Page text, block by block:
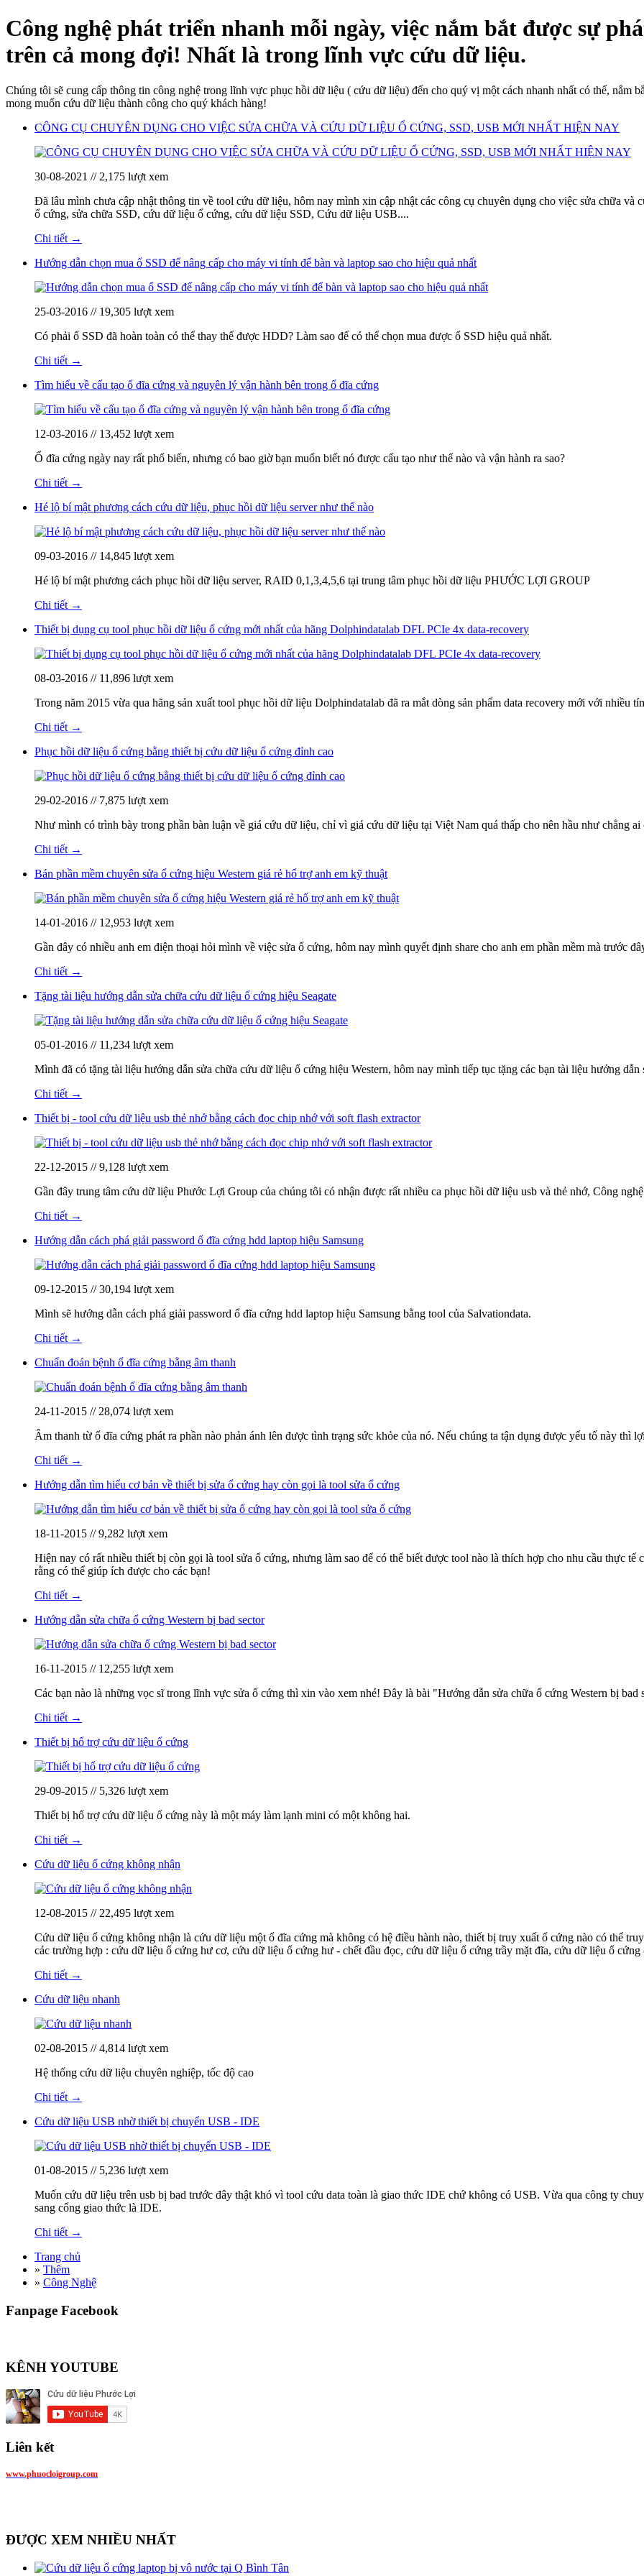
Công nghệ phát triển nhanh mỗi ngày, việc nắm bắt được sự
trên cả mong đợi! Nhất là trong lĩnh vực cứu dữ liệu.
Chúng tôi sẽ cung cấp thông tin công nghệ trong lĩnh vực phục hồi dữ liệu ( cứu dữ liệu) đến cho quý vị một cách nhanh nhất có thể, nắm
mong muốn cứu dữ liệu thành công cho quý khách hàng!
CÔNG CỤ CHUYÊN DỤNG CHO VIỆC SỬA CHỮA VÀ CỨU DỮ LIỆU Ổ CỨNG, SSD, USB MỚI NHẤT HIỆN NAY
30-08-2021 // 2,175 lượt xem
Đã lâu mình chưa cập nhật thông tin về tool cứu dữ liệu, hôm nay mình xin cập nhật các công cụ chuyên dụng cho việc sửa chữa và
ổ cứng, sửa chữa SSD, cứu dữ liệu ổ cứng, cứu dữ liệu SSD, Cứu dữ liệu USB....
Chi tiết →
Hướng dẫn chọn mua ổ SSD để nâng cấp cho máy vi tính để bàn và laptop sao cho hiệu quả nhất
25-03-2016 // 19,305 lượt xem
Có phải ổ SSD đã hoàn toàn có thể thay thế được HDD? Làm sao để có thể chọn mua được ổ SSD hiệu quả nhất.
Chi tiết →
Tìm hiểu về cấu tạo ổ đĩa cứng và nguyên lý vận hành bên trong ổ đĩa cứng
12-03-2016 // 13,452 lượt xem
Ổ đĩa cứng ngày nay rất phổ biến, nhưng có bao giờ bạn muốn biết nó được cấu tạo như thế nào và vận hành ra sao?
Chi tiết →
Hé lộ bí mật phương cách cứu dữ liệu, phục hồi dữ liệu server như thế nào
09-03-2016 // 14,845 lượt xem
Hé lộ bí mật phương cách phục hồi dữ liệu server, RAID 0,1,3,4,5,6 tại trung tâm phục hồi dữ liệu PHƯỚC LỢI GROUP
Chi tiết →
Thiết bị dụng cụ tool phục hồi dữ liệu ổ cứng mới nhất của hãng Dolphindatalab DFL PCIe 4x data-recovery
08-03-2016 // 11,896 lượt xem
Trong năm 2015 vừa qua hãng sản xuất tool phục hồi dữ liệu Dolphindatalab đã ra mắt dòng sản phẩm data recovery mới với nhiều
Chi tiết →
Phục hồi dữ liệu ổ cứng bằng thiết bị cứu dữ liệu ổ cứng đỉnh cao
29-02-2016 // 7,875 lượt xem
Như mình có trình bày trong phần bàn luận về giá cứu dữ liệu, chỉ vì giá cứu dữ liệu tại Việt Nam quá thấp cho nên hầu như chẳng
Chi tiết →
Bán phần mềm chuyên sửa ổ cứng hiệu Western giá rẻ hổ trợ anh em kỹ thuật
14-01-2016 // 12,953 lượt xem
Gần đây có nhiều anh em điện thoại hỏi mình về việc sửa ổ cứng, hôm nay mình quyết định share cho anh em phần mềm mà trước
Chi tiết →
Tặng tài liệu hướng dẫn sửa chữa cứu dữ liệu ổ cứng hiệu Seagate
05-01-2016 // 11,234 lượt xem
Mình đã có tặng tài liệu hướng dẫn sửa chữa cứu dữ liệu ổ cứng hiệu Western, hôm nay mình tiếp tục tặng các bạn tài liệu hướng
Chi tiết →
Thiết bị - tool cứu dữ liệu usb thẻ nhớ bằng cách đọc chip nhớ với soft flash extractor
22-12-2015 // 9,128 lượt xem
Gần đây trung tâm cứu dữ liệu Phước Lợi Group của chúng tôi có nhận được rất nhiều ca phục hồi dữ liệu usb và thẻ nhớ, Công
Chi tiết →
Hướng dẫn cách phá giải password ổ đĩa cứng hdd laptop hiệu Samsung
09-12-2015 // 30,194 lượt xem
Mình sẽ hướng dẫn cách phá giải password ổ đĩa cứng hdd laptop hiệu Samsung bằng tool của Salvationdata.
Chi tiết →
Chuẩn đoán bệnh ổ đĩa cứng bằng âm thanh
24-11-2015 // 28,074 lượt xem
Âm thanh từ ổ đĩa cứng phát ra phần nào phản ánh lên được tình trạng sức khỏe của nó. Nếu chúng ta tận dụng được yếu tố này thì
Chi tiết →
Hướng dẫn tìm hiểu cơ bản về thiết bị sửa ổ cứng hay còn gọi là tool sửa ổ cứng
18-11-2015 // 9,282 lượt xem
Hiện nay có rất nhiều thiết bị còn gọi là tool sửa ổ cứng, nhưng làm sao để có thể biết được tool nào là thích hợp cho nhu cầu thực
rằng có thể giúp ích được cho các bạn!
Chi tiết →
Hướng dẫn sửa chữa ổ cứng Western bị bad sector
16-11-2015 // 12,255 lượt xem
Các bạn nào là những vọc sĩ trong lĩnh vực sửa ổ cứng thì xin vào xem nhé! Đây là bài "Hướng dẫn sửa chữa ổ cứng Western bị bad
Chi tiết →
Thiết bị hổ trợ cứu dữ liệu ổ cứng
29-09-2015 // 5,326 lượt xem
Thiết bị hổ trợ cứu dữ liệu ổ cứng này là một máy làm lạnh mini có một không hai.
Chi tiết →
Cứu dữ liệu ổ cứng không nhận
12-08-2015 // 22,495 lượt xem
Cứu dữ liệu ổ cứng không nhận là cứu dữ liệu một ổ đĩa cứng mà không có hệ điều hành nào, thiết bị truy xuất ổ cứng nào có thể
các trường hợp : cứu dữ liệu ổ cứng hư cơ, cứu dữ liệu ổ cứng hư - chết đầu đọc, cứu dữ liệu ổ cứng trầy mặt đĩa, cứu dữ liệu ổ
Chi tiết →
Cứu dữ liệu nhanh
02-08-2015 // 4,814 lượt xem
Hệ thống cứu dữ liệu chuyên nghiệp, tốc độ cao
Chi tiết →
Cứu dữ liệu USB nhờ thiết bị chuyển USB - IDE
01-08-2015 // 5,236 lượt xem
Muốn cứu dữ liệu trên usb bị bad trước đây thật khó vì tool cứu data toàn là giao thức IDE chứ không có USB. Vừa qua công ty
sang cổng giao thức là IDE.
Chi tiết →
Trang chủ
» Thêm
» Công Nghệ
Fanpage Facebook
KÊNH YOUTUBE
Liên kết
www.phuocloigroup.com
ĐƯỢC XEM NHIỀU NHẤT